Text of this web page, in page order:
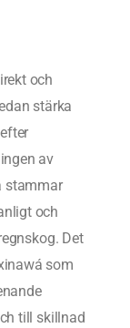
och
stärka
av
stammar
och
Det
som
till skillnad